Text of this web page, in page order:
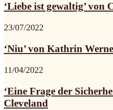
‘Liebe ist gewaltig’ von
23/07/2022
‘Niu’ von Kathrin
11/04/2022
‘Eine Frage der
Cleveland